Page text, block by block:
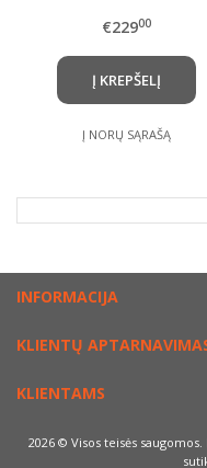
€22900
Į KREPŠELĮ
Į NORŲ SĄRAŠĄ
INFORMACIJA
KLIENTŲ
KLIENTAMS
2026 © Visos teisės